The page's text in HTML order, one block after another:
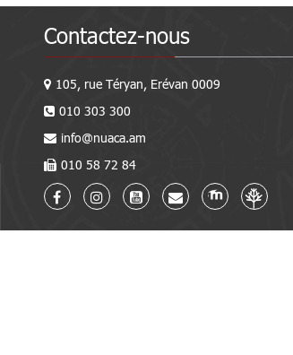
Contactez-nous
105, rue Téryan, Erévan 0009
010 303 300
info@nuaca.am
010 58 72 84